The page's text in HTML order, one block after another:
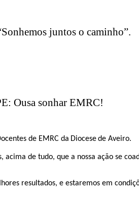
juntos o caminho”.
: Ousa sonhar​​ EMRC!
de EMRC da Diocese​​ de Aveiro.
de tudo, que a nossa ação se
resultados, e estaremos em